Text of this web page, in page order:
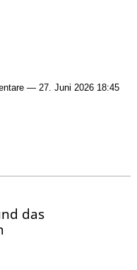
— 27. Juni 2026 18:45
das